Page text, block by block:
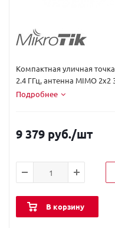
Компактная уличная
2.4 ГГц, антенна MIMO 2x2
Подробнее
9 379 руб./шт
В корзину